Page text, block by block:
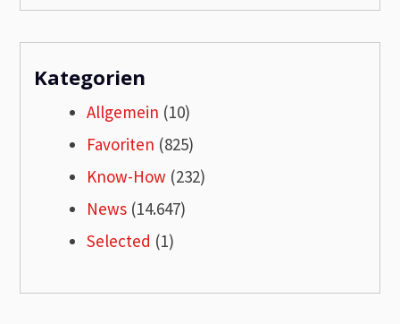
Kategorien
Allgemein (10)
Favoriten (825)
Know-How (232)
News (14.647)
Selected (1)